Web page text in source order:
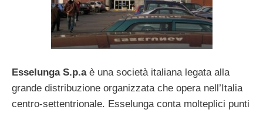
Esselunga S.p.aè una società italiana legata alla
grande distribuzione organizzata che opera nell’Italia
centro-settentrionale. Esselunga conta molteplici punti